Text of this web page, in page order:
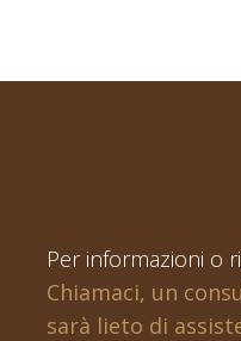
Per informazioni o
Chiamaci, un
sarà lieto di